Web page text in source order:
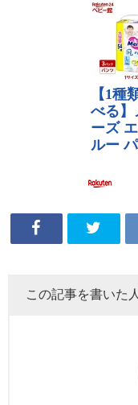
この記事を書いた人